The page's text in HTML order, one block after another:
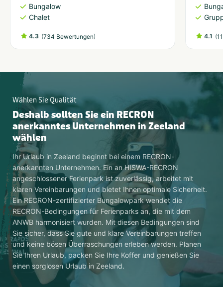
Bungalow
Chalet
4.3 (734 Bewertungen) 4.1 (
Wählen Sie Qualität
Deshalb sollten Sie ein RECRON
anerkanntes Unternehmen in Zeeland
wählen
Ihr Urlaub in Zeeland beginnt bei einem RECRON-
anerkannten Unternehmen. Ein an HISWA-RECRON
angeschlossener Ferienpark ist zuverlässig, arbeitet mit
klaren Vereinbarungen und bietet Ihnen optimale Sicherheit.
Ein RECRON-zertifizierter Bungalowpark wendet die
RECRON-Bedingungen für Ferienparks an, die mit dem
ANWB harmonisiert wurden. Mit diesen Bedingungen sind
Sie sicher, dass Sie gute und klare Vereinbarungen treffen
und keine bösen Überraschungen erleben werden. Planen
Sie Ihren Urlaub, packen Sie Ihre Koffer und genießen Sie
einen sorglosen Urlaub in Zeeland.